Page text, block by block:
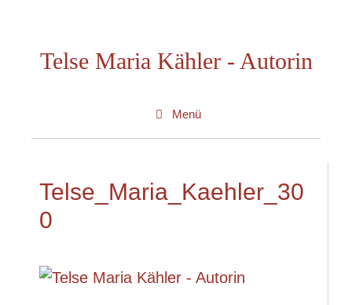
springenTelse Maria Kähler - Autorin
Menü
Telse_Maria_Kaehler_30
0